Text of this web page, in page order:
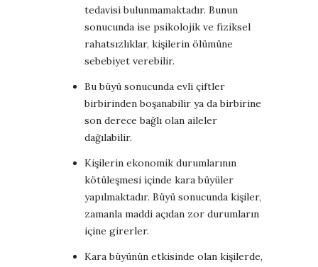
tedavisi bulunmamaktadır. Bunun
sonucunda ise psikolojik ve fiziksel
rahatsızlıklar, kişilerin ölümüne
sebebiyet verebilir.
Bu büyü sonucunda evli çiftler
birbirinden boşanabilir ya da birbirine
son derece bağlı olan aileler
dağılabilir.
Kişilerin ekonomik durumlarının
kötüleşmesi içinde kara büyüler
yapılmaktadır. Büyü sonucunda kişiler,
zamanla maddi açıdan zor durumların
içine girerler.
Kara büyünün etkisinde olan kişilerde,